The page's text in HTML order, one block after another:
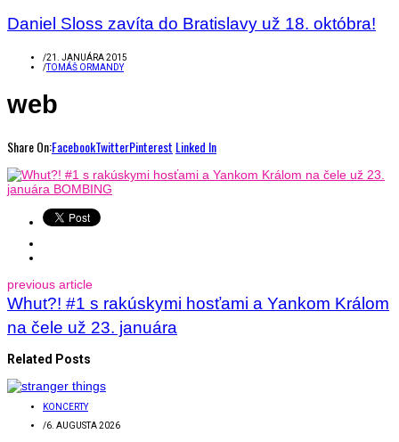
Daniel Sloss zavíta do Bratislavy už 18. októbra!
/21. JANUÁRA 2015
/TOMÁŠ ORMANDY
web
Share On:FacebookTwitterPinterest Linked In
previous article
Whut?! #1 s rakúskymi hosťami a Yankom Králom
na čele už 23. januára
Related Posts
KONCERTY
/6. AUGUSTA 2026